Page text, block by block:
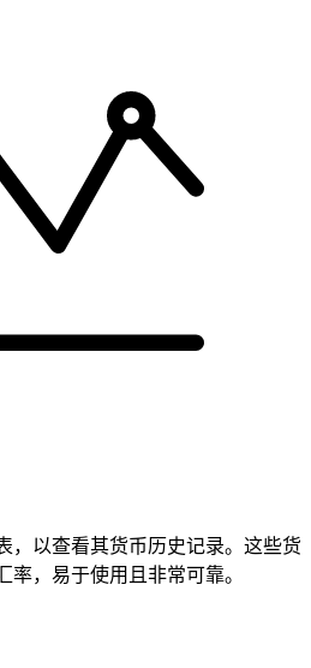
，以查看其货币历史记录。这些货
，易于使用且非常可靠。